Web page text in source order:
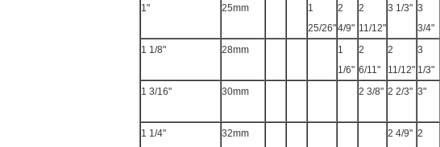
1"
25mm
1
25/26"
2
4/9"
2
11/12"
3 1/3" 3
3/4"
1 1/8"
28mm
1
1/6"
2
6/11"
2
11/12"
3
1/3"
1 3/16"
30mm 2 3/8" 2 2/3" 3"
1 1/4" 32mm 2 4/9" 2